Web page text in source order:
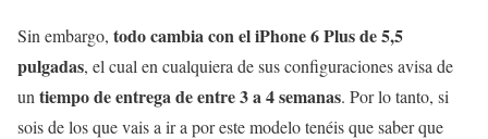
Sin embargo, todo cambia con el iPhone 6 Plus de 5,5
pulgadas, el cual en cualquiera de sus configuraciones avisa de
un tiempo de entrega de entre 3 a 4 semanas. Por lo tanto, si
sois de los que vais a ir a por este modelo tenéis que saber que